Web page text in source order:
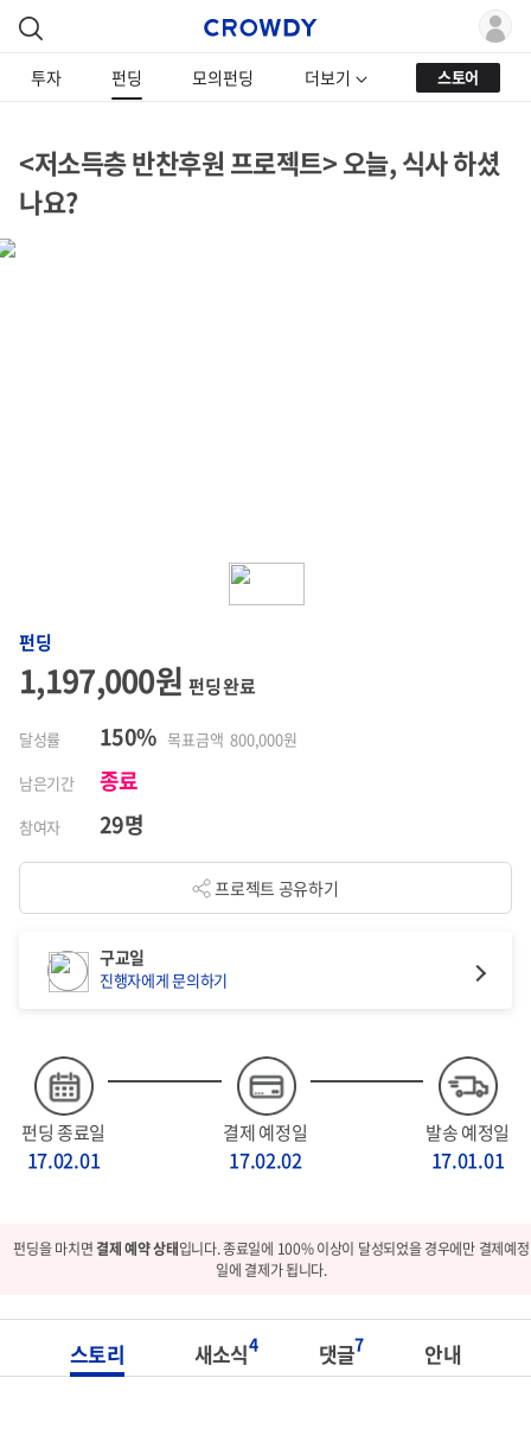
투자 펀딩 모의펀딩 더보기 스토어
<저소득층 반찬후원 프로젝트> 오늘, 식사 하셨
나요?
펀딩
1,197,000원펀딩 완료
달성률 150% 목표금액 800,000원
남은기간
종료
참여자 29명
프로젝트 공유하기
펀딩 종료일
17.02.01
결제 예정일
17.02.02
발송 예정일
17.01.01
구교일
진행자에게 문의하기
펀딩을 마치면결제 예약 상태입니다. 종료일에 100% 이상이 달성되었을 경우에만 결제예정
일에 결제가 됩니다.
스토리 새소식4 댓글7 안내